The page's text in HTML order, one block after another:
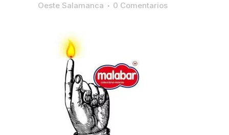
Oeste Salamanca
0 Comentarios